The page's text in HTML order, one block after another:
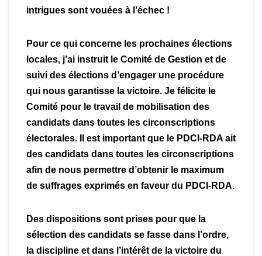
intrigues sont vouées à l’échec !
Pour ce qui concerne les prochaines élections
locales, j’ai instruit le Comité de Gestion et de
suivi des élections d’engager une procédure
qui nous garantisse la victoire. Je félicite le
Comité pour le travail de mobilisation des
candidats dans toutes les circonscriptions
électorales. Il est important que le PDCI-RDA ait
des candidats dans toutes les circonscriptions
afin de nous permettre d’obtenir le maximum
de suffrages exprimés en faveur du PDCI-RDA.
Des dispositions sont prises pour que la
sélection des candidats se fasse dans l’ordre,
la discipline et dans l’intérêt de la victoire du